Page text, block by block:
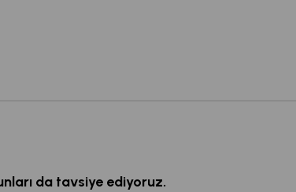
da tavsiye ediyoruz.